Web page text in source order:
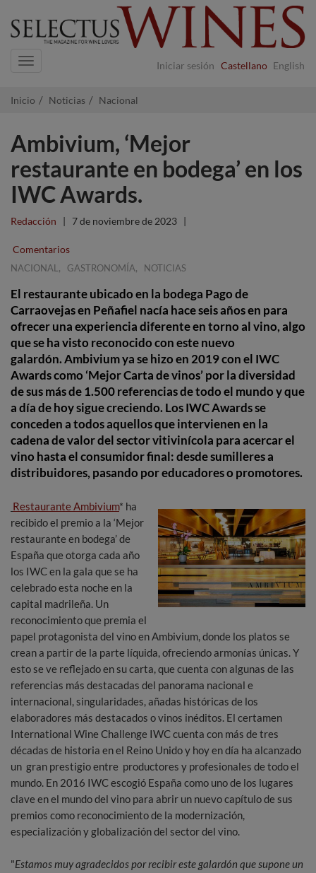
Iniciar sesión Castellano English
Navigation
Inicio Noticias Nacional
Ambivium, ‘Mejor
restaurante en bodega’ en los
IWC Awards.
Redacción | 7 de noviembre de 2023 |
Comentarios
NACIONAL , GASTRONOMÍA, NOTICIAS
El restaurante ubicado en la bodega Pago de
Carraovejas en Peñafiel nacía hace seis años en para
ofrecer una experiencia diferente en torno al vino, algo
que se ha visto reconocido con este nuevo
galardón. Ambivium ya se hizo en 2019 con el IWC
Awards como ‘Mejor Carta de vinos’ por la diversidad
de sus más de 1.500 referencias de todo el mundo y que
a día de hoy sigue creciendo. Los IWC Awards se
conceden a todos aquellos que intervienen en la
cadena de valor del sector vitivinícola para acercar el
vino hasta el consumidor final: desde sumilleres a
distribuidores, pasando por educadores o promotores.
Restaurante Ambivium* ha
recibido el premio a la ‘Mejor
restaurante en bodega’ de
España que otorga cada año
los IWC en la gala que se ha
celebrado esta noche en la
capital madrileña. Un
reconocimiento que premia el
papel protagonista del vino en Ambivium, donde los platos se
crean a partir de la parte líquida, ofreciendo armonías únicas. Y
esto se ve reflejado en su carta, que cuenta con algunas de las
referencias más destacadas del panorama nacional e
internacional, singularidades, añadas históricas de los
elaboradores más destacados o vinos inéditos. El certamen
International Wine Challenge IWC cuenta con más de tres
décadas de historia en el Reino Unido y hoy en día ha alcanzado
un gran prestigio entre productores y profesionales de todo el
mundo. En 2016 IWC escogió España como uno de los lugares
clave en el mundo del vino para abrir un nuevo capítulo de sus
premios como reconocimiento de la modernización,
especialización y globalización del sector del vino.
"Estamos muy agradecidos por recibir este galardón que supone un